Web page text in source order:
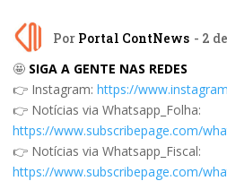
Por Portal ContNews - 2
🤩 SIGA A GENTE NAS REDES
👉 Instagram: https://
👉 Notícias via Whatsapp_Folha:
https://www.subscribepage.com/
👉 Notícias via Whatsapp_Fiscal:
https://www.subscribepage.com/